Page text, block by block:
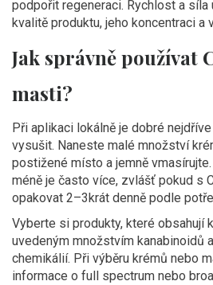
podpořit regeneraci. Rychlost a síla
kvalitě produktu, jeho koncentraci a
Jak správně používat
masti?
Při aplikaci lokálně je dobré
vysušit. Naneste malé množství
postižené místo a jemně
méně je často více, zvlášť pokud s
opakovat 2–3krát denně podle
Vyberte si produkty, které obsahují
uvedeným množstvím kanabinoidů
chemikálií. Při výběru krémů nebo
informace o full spectrum nebo